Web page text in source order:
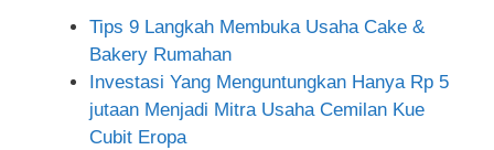
Tips 9 Langkah Membuka Usaha Cake &
Bakery Rumahan
Investasi Yang Menguntungkan Hanya Rp 5
jutaan Menjadi Mitra Usaha Cemilan Kue
Cubit Eropa